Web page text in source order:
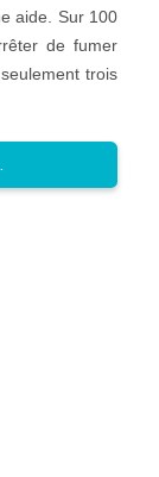
aide. Sur 100
de fumer
trois